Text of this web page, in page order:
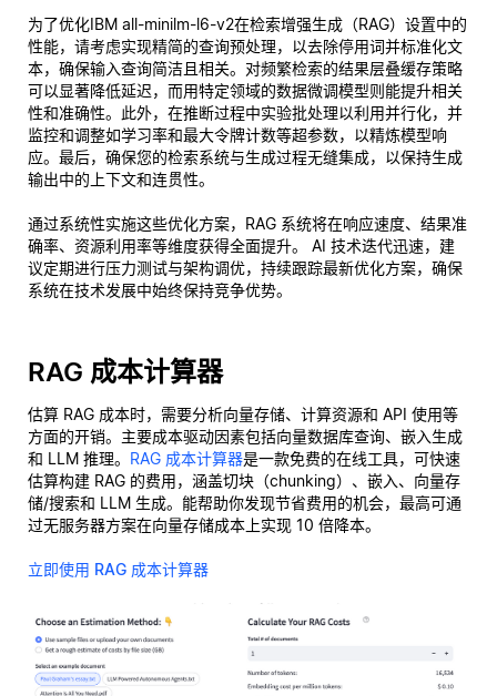
为了优化IBM all-minilm-l6-v2在检索增强生成（RAG）设置中的
性能，请考虑实现精简的查询预处理，以去除停用词并标准化文
本，确保输入查询简洁且相关。对频繁检索的结果层叠缓存策略
可以显著降低延迟，而用特定领域的数据微调模型则能提升相关
性和准确性。此外，在推断过程中实验批处理以利用并行化，并
监控和调整如学习率和最大令牌计数等超参数，以精炼模型响
应。最后，确保您的检索系统与生成过程无缝集成，以保持生成
输出中的上下文和连贯性。
通过系统性实施这些优化方案，RAG 系统将在响应速度、结果准
确率、资源利用率等维度获得全面提升。 AI 技术迭代迅速，建
议定期进行压力测试与架构调优，持续跟踪最新优化方案，确保
系统在技术发展中始终保持竞争优势。
RAG 成本计算器
估算 RAG 成本时，需要分析向量存储、计算资源和 API 使用等
方面的开销。主要成本驱动因素包括向量数据库查询、嵌入生成
和 LLM 推理。 RAG 成本计算器是一款免费的在线工具，可快速
估算构建 RAG 的费用，涵盖切块（chunking）、嵌入、向量存
储/搜索和 LLM 生成。能帮助你发现节省费用的机会，最高可通
过无服务器方案在向量存储成本上实现 10 倍降本。
立即使用 RAG 成本计算器